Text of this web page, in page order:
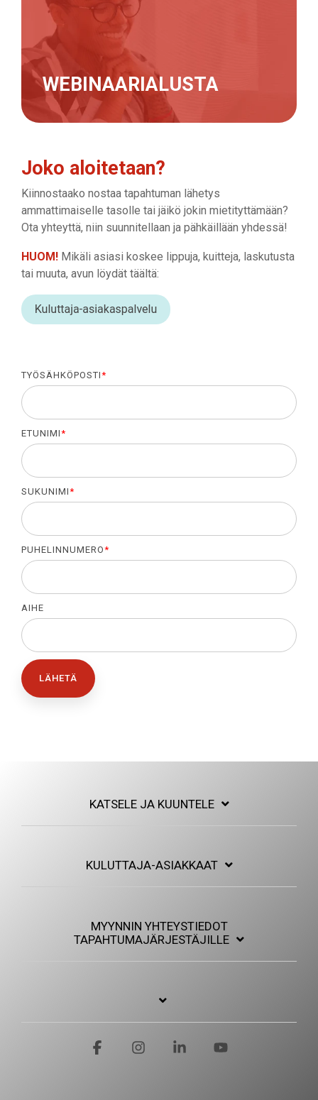
WEBINAARIALUSTA
Joko aloitetaan?
Kiinnostaako nostaa tapahtuman lähetys
ammattimaiselle tasolle tai jäikö jokin mietityttämään?
Ota yhteyttä, niin suunnitellaan ja pähkäillään yhdessä!
HUOM! Mikäli asiasi koskee lippuja, kuitteja, laskutusta
tai muuta, avun löydät täältä:
TYÖSÄHKÖPOSTI*
ETUNIMI*
SUKUNIMI*
PUHELINNUMERO*
AIHE
KATSELE JA KUUNTELE
KULUTTAJA-ASIAKKAAT
MYYNNIN YHTEYSTIEDOT
TAPAHTUMAJÄRJESTÄJILLE
FacebookInstagram Linkedin